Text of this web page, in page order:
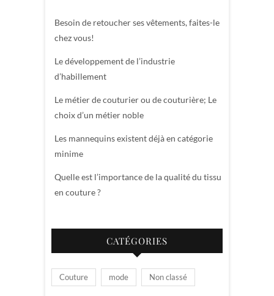
Besoin de retoucher ses vêtements, faites-le
chez vous!
Le développement de l’industrie
d’habillement
Le métier de couturier ou de couturière; Le
choix d’un métier noble
Les mannequins existent déjà en catégorie
minime
Quelle est l’importance de la qualité du tissu
en couture ?
CATÉGORIES
Couture mode Non classé